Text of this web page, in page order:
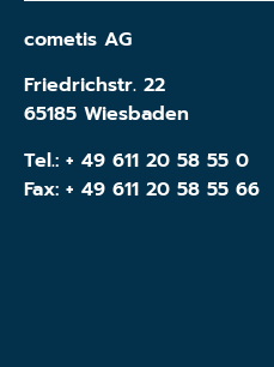
cometis AG
Friedrichstr. 22
65185 Wiesbaden
Tel.: + 49 611 20 58 55 0
Fax: + 49 611 20 58 55 66